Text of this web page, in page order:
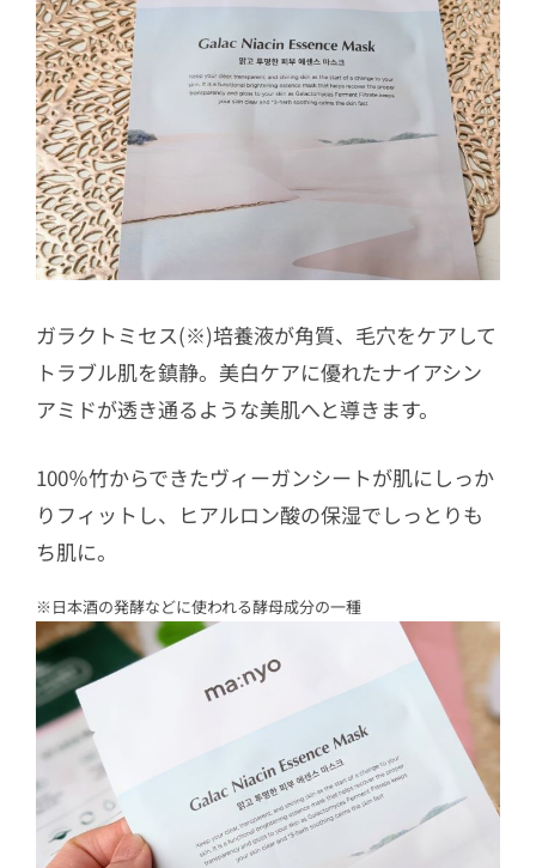
ガラクトミセス(※)培養液が角質、毛穴をケアして
トラブル肌を鎮静。美白ケアに優れたナイアシン
アミドが透き通るような美肌へと導きます。
100％竹からできたヴィーガンシートが肌にしっか
りフィットし、ヒアルロン酸の保湿でしっとりも
ち肌に。
※日本酒の発酵などに使われる酵母成分の一種